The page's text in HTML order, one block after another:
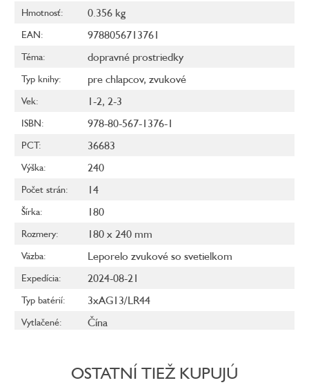
Hmotnosť: 0.356 kg
EAN: 9788056713761
Téma: dopravné prostriedky
Typ knihy: pre chlapcov, zvukové
Vek: 1-2, 2-3
ISBN: 978-80-567-1376-1
PCT: 36683
Výška: 240
Počet strán: 14
Šírka: 180
Rozmery: 180 x 240 mm
Väzba: Leporelo zvukové so svetielkom
Expedícia: 2024-08-21
Typ batérií: 3xAG13/LR44
Vytlačené: Čína
OSTATNÍ TIEŽ KUPUJÚ